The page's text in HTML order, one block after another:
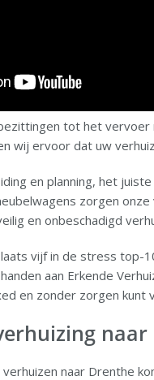
tot het
wij ervoor dat uw
en planning, het
zorgen
en onbeschadigd
vijf in de stress top-
aan Erkende
en zonder zorgen kunt
naar Drenthe